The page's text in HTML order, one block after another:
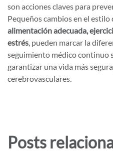
son acciones claves para
Pequeños cambios en el estilo
alimentación adecuada,
estrés, pueden marcar la
seguimiento médico continuo
garantizar una vida más
cerebrovasculares.
Posts